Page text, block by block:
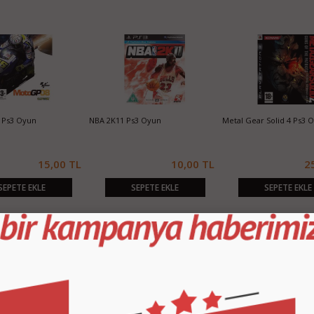
NBA 2K11 Ps3 Oyun Metal Gear Solid 4 Ps3 Oyun Dirt 2